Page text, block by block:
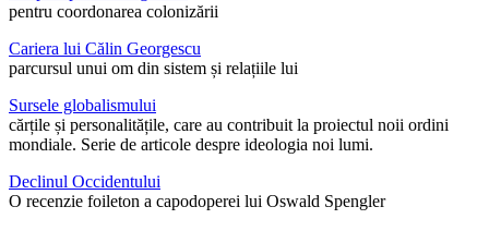
pentru coordonarea colonizării
Cariera lui Călin Georgescu
parcursul unui om din sistem și relațiile lui
Sursele globalismului
cărțile și personalitățile, care au contribuit la proiectul noii ordini
mondiale. Serie de articole despre ideologia noi lumi.
Declinul Occidentului
O recenzie foileton a capodoperei lui Oswald Spengler